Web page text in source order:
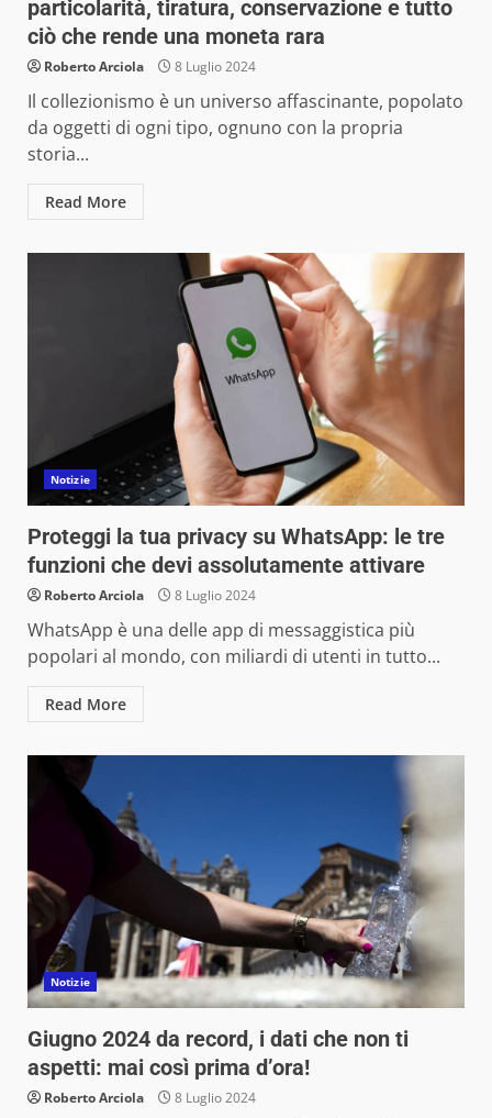
particolarità, tiratura, conservazione e tutto
ciò che rende una moneta rara
Roberto Arciola 8 Luglio 2024
Il collezionismo è un universo affascinante, popolato
da oggetti di ogni tipo, ognuno con la propria
storia...
Read More
Notizie
Proteggi la tua privacy su WhatsApp: le tre
funzioni che devi assolutamente attivare
Roberto Arciola 8 Luglio 2024
WhatsApp è una delle app di messaggistica più
popolari al mondo, con miliardi di utenti in tutto...
Read More
Notizie
Giugno 2024 da record, i dati che non ti
aspetti: mai così prima d’ora!
Roberto Arciola 8 Luglio 2024